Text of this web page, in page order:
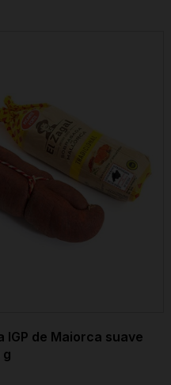
IGP de Maiorca suave